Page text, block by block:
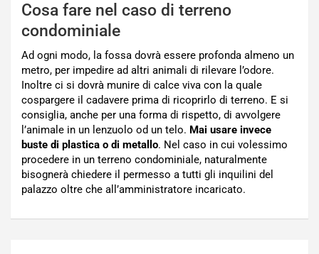
Cosa fare nel caso di terreno
condominiale
Ad ogni modo, la fossa dovrà essere profonda almeno un
metro, per impedire ad altri animali di rilevare l’odore.
Inoltre ci si dovrà munire di calce viva con la quale
cospargere il cadavere prima di ricoprirlo di terreno. E si
consiglia, anche per una forma di rispetto, di avvolgere
l’animale in un lenzuolo od un telo. Mai usare invece
buste di plastica o di metallo. Nel caso in cui volessimo
procedere in un terreno condominiale, naturalmente
bisognerà chiedere il permesso a tutti gli inquilini del
palazzo oltre che all’amministratore incaricato.